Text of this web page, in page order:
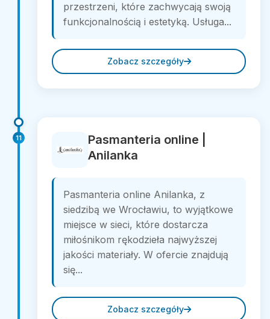
przestrzeni, które zachwycają swoją
funkcjonalnością i estetyką. Usługa...
Zobacz szczegóły
11
Pasmanteria online |
Anilanka
Pasmanteria online Anilanka, z
siedzibą we Wrocławiu, to wyjątkowe
miejsce w sieci, które dostarcza
miłośnikom rękodzieła najwyższej
jakości materiały. W ofercie znajdują
się...
Zobacz szczegóły